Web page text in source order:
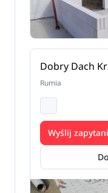
Dobry Dach
Rumia
Wyślij